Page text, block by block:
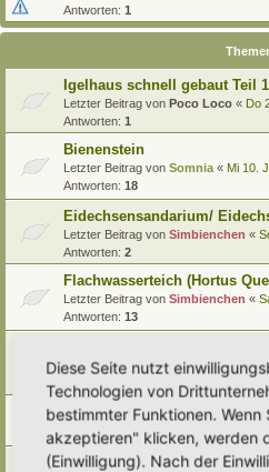
Antworten: 1
Igelhaus schnell gebaut Teil
Letzter Beitrag von Poco Loco « Do
Antworten: 1
Bienenstein
Letzter Beitrag von Somnia « Mi 10.
Antworten: 18
Eidechsensandarium/
Letzter Beitrag von Simbienchen «
Antworten: 2
Flachwasserteich (Hortus
Letzter Beitrag von Simbienchen «
Antworten: 13
Letzter Beitrag von Poco Loco«Mi
Antworten:
Eidechsenburg...
Letzter Beitrag von Gartenfreund
Käferkeller...
Diese Seite nutzt
Technologien von
bestimmter Funktionen. Wenn
akzeptieren" klicken, werden
(Einwilligung). Nach der